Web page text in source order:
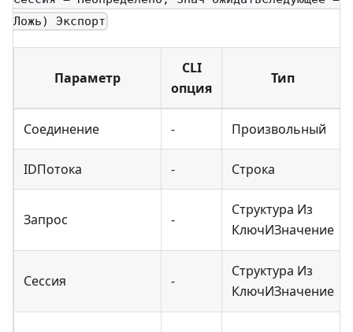
Ложь) Экспорт
Параметр
CLI
опция
Тип
Соединение - Произвольный
IDПотока - Строка
Запрос -
Структура Из
КлючИЗначение
Сессия -
Структура Из
КлючИЗначение